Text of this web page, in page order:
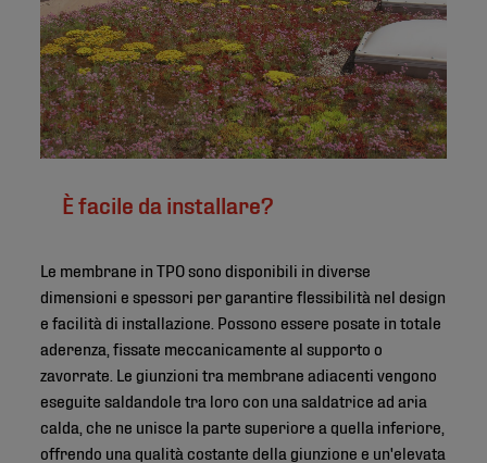
È facile da installare?
Le membrane in TPO sono disponibili in diverse
dimensioni e spessori per garantire flessibilità nel design
e facilità di installazione. Possono essere posate in totale
aderenza, fissate meccanicamente al supporto o
zavorrate. Le giunzioni tra membrane adiacenti vengono
eseguite saldandole tra loro con una saldatrice ad aria
calda, che ne unisce la parte superiore a quella inferiore,
offrendo una qualità costante della giunzione e un'elevata